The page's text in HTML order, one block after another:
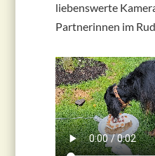
liebenswerte
Partnerinnen im